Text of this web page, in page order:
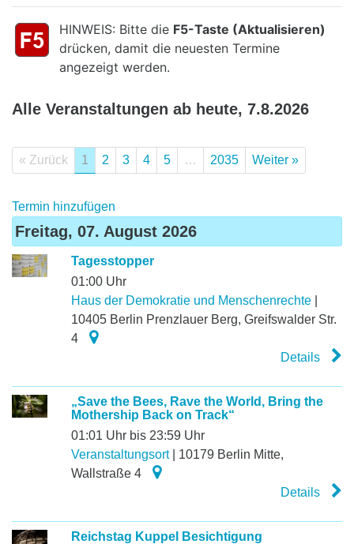
HINWEIS: Bitte die F5-Taste (Aktualisieren)
drücken, damit die neuesten Termine
angezeigt werden.
Alle Veranstaltungen ab heute, 7.8.2026
« Zurück 1 2 3 4 5 … 2035 Weiter »
Termin hinzufügen
Freitag, 07. August 2026
Tagesstopper
01:00 Uhr
Haus der Demokratie und Menschenrechte|
10405 Berlin Prenz­lauer Berg, Greifswalder Str.
4
Details
„Save the Bees, Rave the World, Bring the
Mothership Back on Track“
01:01 Uhr bis 23:59 Uhr
Veranstaltungsort| 10179 Berlin Mitte,
Wallstraße 4
Details
Reichstag Kuppel Besichtigung